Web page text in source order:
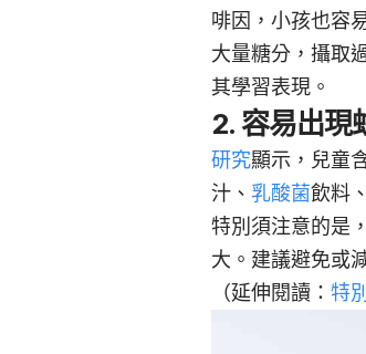
啡因，小孩也容
大量糖分，攝取
其學習表現。
2. 容易出現
研究顯示，兒童
汁、 乳酸菌飲料、
特別須注意的是
大。建議避免或
（延伸閱讀： 特